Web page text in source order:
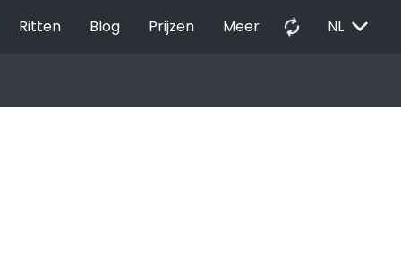
Ritten Blog Prijzen Meer autorenew NL EXPAND_MORE